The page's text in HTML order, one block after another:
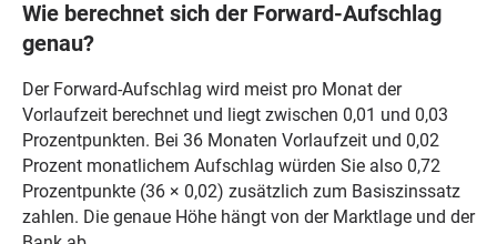
Wie berechnet sich der Forward-Aufschlag
genau?
Der Forward-Aufschlag wird meist pro Monat der
Vorlaufzeit berechnet und liegt zwischen 0,01 und 0,03
Prozentpunkten. Bei 36 Monaten Vorlaufzeit und 0,02
Prozent monatlichem Aufschlag würden Sie also 0,72
Prozentpunkte (36 × 0,02) zusätzlich zum Basiszinssatz
zahlen. Die genaue Höhe hängt von der Marktlage und der